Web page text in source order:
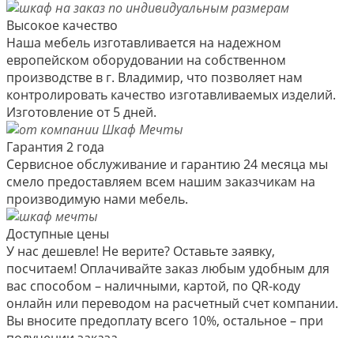
Высокое качество
Наша мебель изготавливается на надежном
европейском оборудовании на собственном
производстве в г. Владимир, что позволяет нам
контролировать качество изготавливаемых изделий.
Изготовление от 5 дней.
Гарантия 2 года
Сервисное обслуживание и гарантию 24 месяца мы
смело предоставляем всем нашим заказчикам на
производимую нами мебель.
Доступные цены
У нас дешевле! Не верите? Оставьте заявку,
посчитаем! Оплачивайте заказ любым удобным для
вас способом – наличными, картой, по QR-коду
онлайн или переводом на расчетный счет компании.
Вы вносите предоплату всего 10%, остальное – при